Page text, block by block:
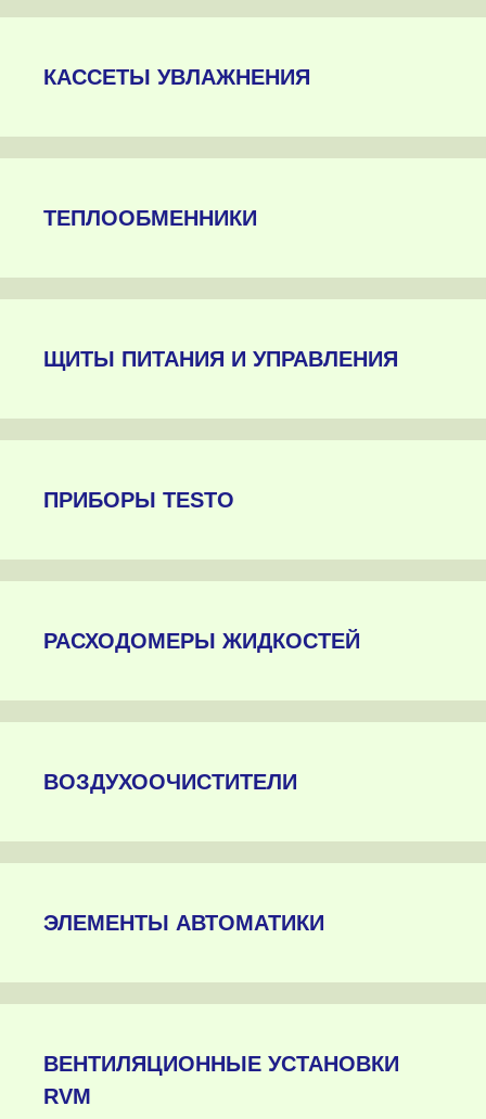
КАССЕТЫ УВЛАЖНЕНИЯ
ТЕПЛООБМЕННИКИ
ЩИТЫ ПИТАНИЯ И УПРАВЛЕНИЯ
ПРИБОРЫ TESTO
РАСХОДОМЕРЫ ЖИДКОСТЕЙ
ВОЗДУХООЧИСТИТЕЛИ
ЭЛЕМЕНТЫ АВТОМАТИКИ
ВЕНТИЛЯЦИОННЫЕ УСТАНОВКИ
RVM